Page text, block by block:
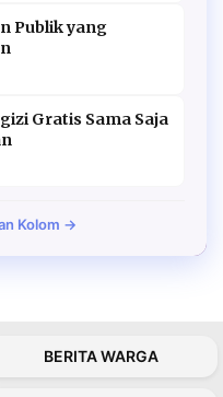
Publik yang
Gratis Sama Saja
Kolom →
BERITA WARGA